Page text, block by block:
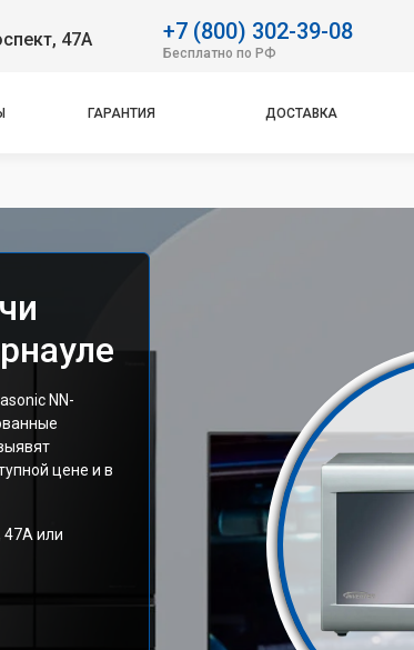
47А +7 (800) 302-39-08
Бесплатно по РФ
ГАРАНТИЯ ДОСТАВКА
NN-
цене и в
47А или